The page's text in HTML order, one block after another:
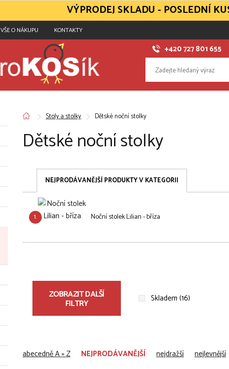
VŠE O NÁKUPU KONTAKTY
+420 727 801 655
Stoly a stolky Dětské noční stolky
Dětské noční stolky
NEJPRODÁVANĚJŠÍ PRODUKTY V KATEGORII
1. Noční stolek Lilian - bříza
ZOBRAZIT DALŠÍ
FILTRY Skladem (16)
abecedně A » Z NEJPRODÁVANĚJŠÍ nejdražší nejlevnější
VÝPRODEJ SKLADU - POSLEDNÍ